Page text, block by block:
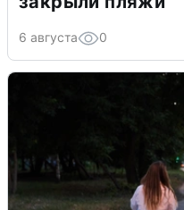
6 августа 0